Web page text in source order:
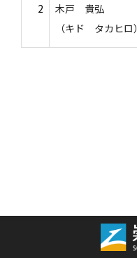
2
木戸 貴弘
（キド タカヒロ）